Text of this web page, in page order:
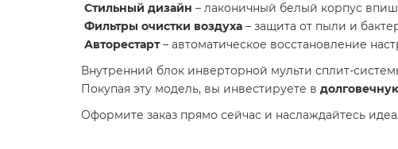
Стильный дизайн – лаконичный белый корпус
Фильтры очистки воздуха – защита от пыли и
Авторестарт– автоматическое восстановление
Внутренний блок инверторной мульти сплит-
Покупая эту модель, вы инвестируете в
Оформите заказ прямо сейчас и наслаждайтесь